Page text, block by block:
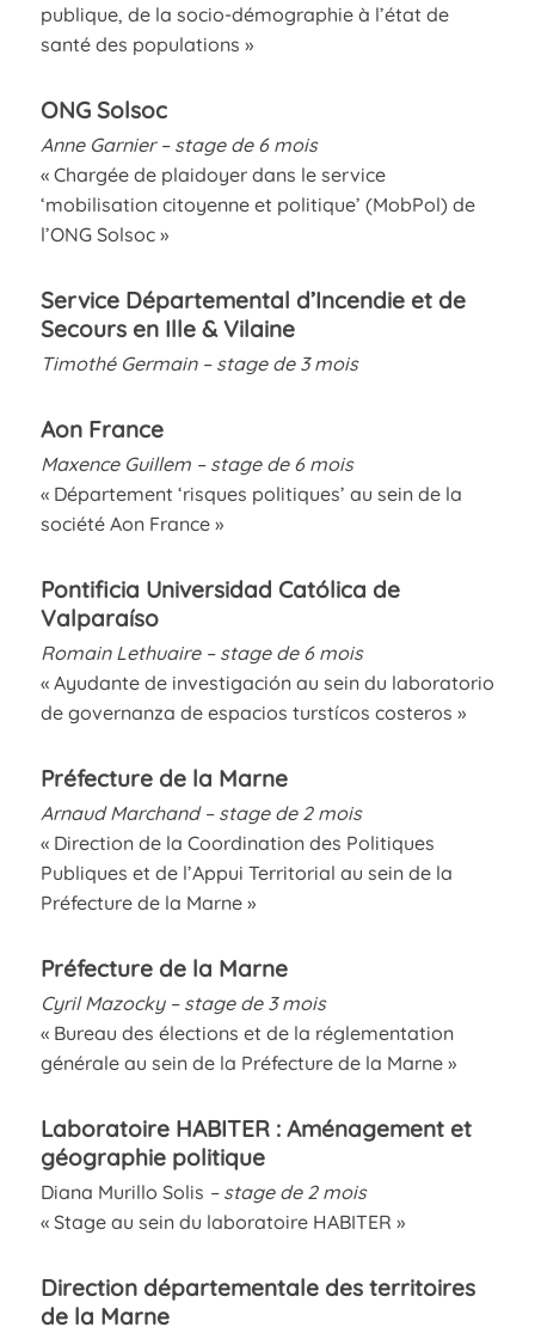
publique, de la socio-démographie à l’état de
santé des populations »
ONG Solsoc
Anne Garnier – stage de 6 mois
« Chargée de plaidoyer dans le service
‘mobilisation citoyenne et politique’ (MobPol) de
l’ONG Solsoc »
Service Départemental d’Incendie et de
Secours en Ille & Vilaine
Timothé Germain – stage de 3 mois
Aon France
Maxence Guillem – stage de 6 mois
« Département ‘risques politiques’ au sein de la
société Aon France »
Pontificia Universidad Católica de
Valparaíso
Romain Lethuaire – stage de 6 mois
« Ayudante de investigación au sein du laboratorio
de governanza de espacios turstícos costeros »
Préfecture de la Marne
Arnaud Marchand – stage de 2 mois
« Direction de la Coordination des Politiques
Publiques et de l’Appui Territorial au sein de la
Préfecture de la Marne »
Préfecture de la Marne
Cyril Mazocky – stage de 3 mois
« Bureau des élections et de la réglementation
générale au sein de la Préfecture de la Marne »
Laboratoire HABITER : Aménagement et
géographie politique
Diana Murillo Solis – stage de 2 mois
« Stage au sein du laboratoire HABITER »
Direction départementale des territoires
de la Marne